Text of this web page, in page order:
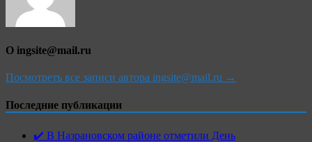
О ingsite@mail.ru
Посмотреть все записи автора ingsite@mail.ru →
Последние публикации
✔️ В Назрановском районе отметили День